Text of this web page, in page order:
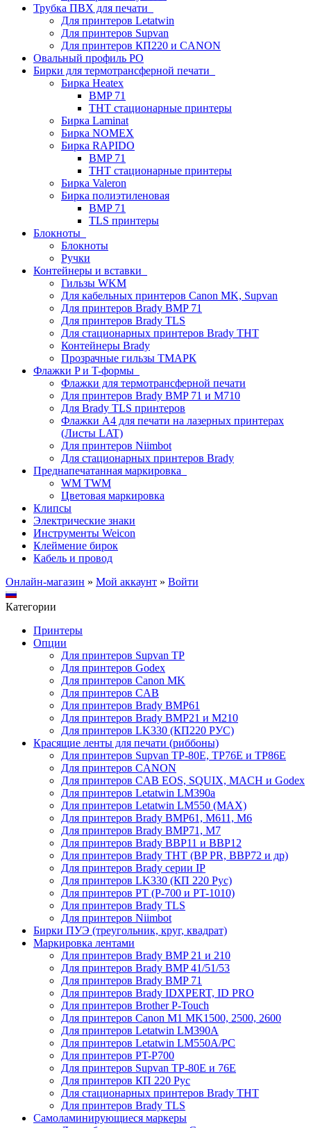
Трубка ПВХ для печати
Для принтеров Letatwin
Для принтеров Supvan
Для принтеров КП220 и CANON
Овальный профиль PO
Бирки для термотрансферной печати
Бирка Heatex
BMP 71
THT стационарные принтеры
Бирка Laminat
Бирка NOMEX
Бирка RAPIDO
BMP 71
THT стационарные принтеры
Бирка Valeron
Бирка полиэтиленовая
BMP 71
TLS принтеры
Блокноты
Блокноты
Ручки
Контейнеры и вставки
Гильзы WKM
Для кабельных принтеров Canon MK, Supvan
Для принтеров Brady BMP 71
Для принтеров Brady TLS
Для стационарных принтеров Brady THT
Контейнеры Brady
Прозрачные гильзы ТМАРК
Флажки P и T-формы
Флажки для термотрансферной печати
Для принтеров Brady BMP 71 и M710
Для Brady TLS принтеров
Флажки A4 для печати на лазерных принтерах
(Листы LAT)
Для принтеров Niimbot
Для стационарных принтеров Brady
Преднапечатанная маркировка
WM TWM
Цветовая маркировка
Клипсы
Электрические знаки
Инструменты Weicon
Клеймение бирок
Кабель и провод
Онлайн-магазин » Мой аккаунт » Войти
Категории
Принтеры
Опции
Для принтеров Supvan TP
Для принтеров Godex
Для принтеров Canon MK
Для принтеров CAB
Для принтеров Brady BMP61
Для принтеров Brady BMP21 и M210
Для принтеров LK330 (КП220 РУС)
Красящие ленты для печати (риббоны)
Для принтеров Supvan TP-80E, TP76E и TP86E
Для принтеров CANON
Для принтеров CAB EOS, SQUIX, MACH и Godex
Для принтеров Letatwin LM390a
Для принтеров Letatwin LM550 (MAX)
Для принтеров Brady BMP61, M611, M6
Для принтеров Brady BMP71, M7
Для принтеров Brady BBP11 и BBP12
Для принтеров Brady THT (BP PR, BBP72 и др)
Для принтеров Brady серии IP
Для принтеров LK330 (КП 220 Рус)
Для принтеров PT (P-700 и PT-1010)
Для принтеров Brady TLS
Для принтеров Niimbot
Бирки ПУЭ (треугольник, круг, квадрат)
Маркировка лентами
Для принтеров Brady BMP 21 и 210
Для принтеров Brady BMP 41/51/53
Для принтеров Brady BMP 71
Для принтеров Brady IDXPERT, ID PRO
Для принтеров Brother P-Touch
Для принтеров Canon M1 MK1500, 2500, 2600
Для принтеров Letatwin LM390A
Для принтеров Letatwin LM550A/PC
Для принтеров PT-P700
Для принтеров Supvan TP-80E и 76E
Для принтеров КП 220 Рус
Для стационарных принтеров Brady THT
Для принтеров Brady TLS
Самоламинирующиеся маркеры